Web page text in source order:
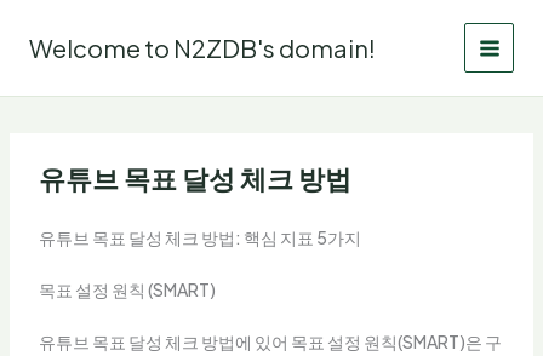
content
Welcome to N2ZDB's domain!
유튜브 목표 달성 체크 방법
유튜브 목표 달성 체크 방법: 핵심 지표 5가지
목표 설정 원칙 (SMART)
유튜브 목표 달성 체크 방법에 있어 목표 설정 원칙(SMART)은 구